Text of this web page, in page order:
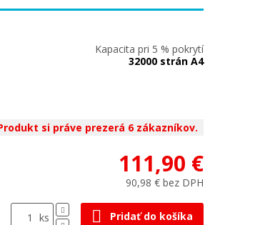
Kapacita pri 5 % pokrytí
32000 strán A4
si práve prezerá 6 zákazníkov.
111,90 €
90,98 € bez DPH
ks Pridať do košíka